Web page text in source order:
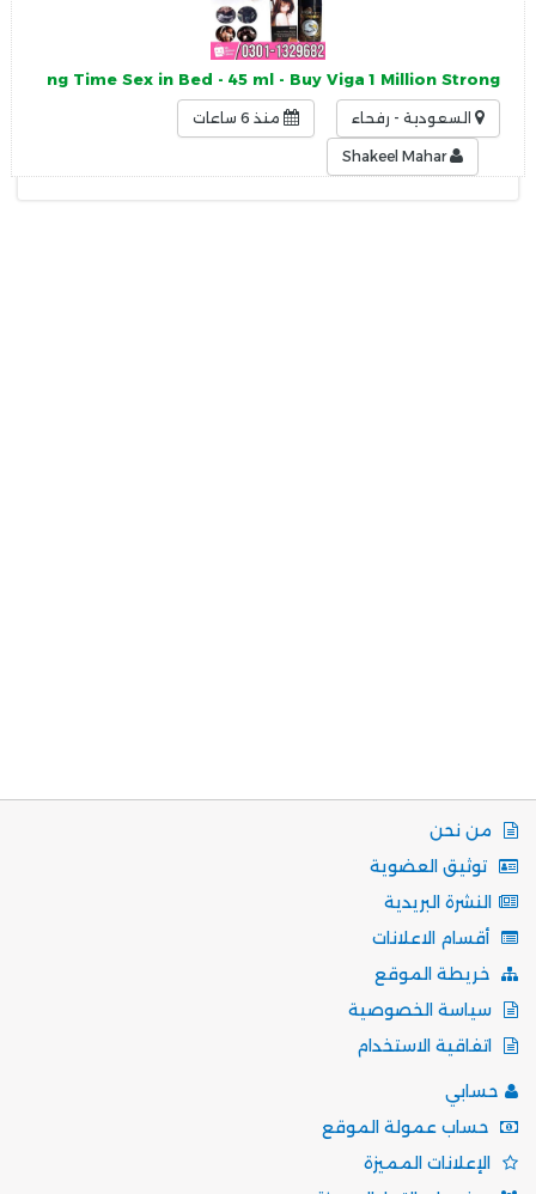
Long Time Sex in Bed - 45 ml - Buy Viga 1 Million Strong
السعودية - رفحاء منذ 6 ساعات
Shakeel Mahar
من نحن
توثيق العضوية
النشرة البريدية
أقسام الاعلانات
خريطة الموقع
سياسة الخصوصية
اتفاقية الاستخدام
حسابي
حساب عمولة الموقع
الإعلانات المميزة